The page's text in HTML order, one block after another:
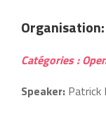
Organisation:
Catégories :
Speaker: Patrick